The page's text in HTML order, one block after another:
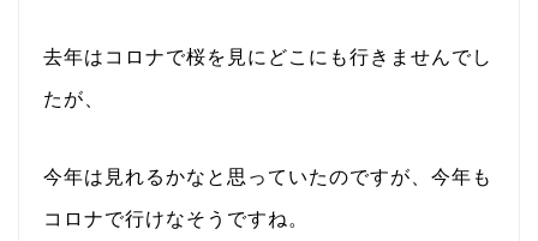
去年はコロナで桜を見にどこにも行きませんでし
たが、
今年は見れるかなと思っていたのですが、今年も
コロナで行けなそうですね。